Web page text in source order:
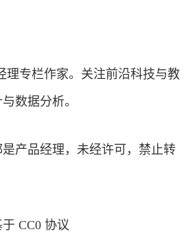
理专栏作家。关注前沿科技与教
数据分析。
产品经理，未经许可，禁止转
CC0 协议